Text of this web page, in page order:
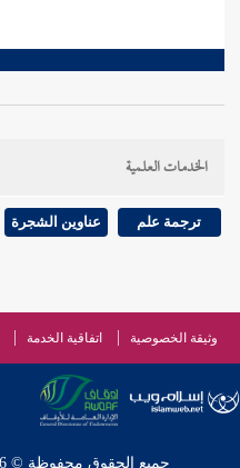
الخدمات العلمية
ترجمة علم عناوين الشجرة
وثيقة الخصوصية اتفاقية الخدمة
جميع الحقوق محفوظة © 2026 - 1998 لشبكة إسلام ويب